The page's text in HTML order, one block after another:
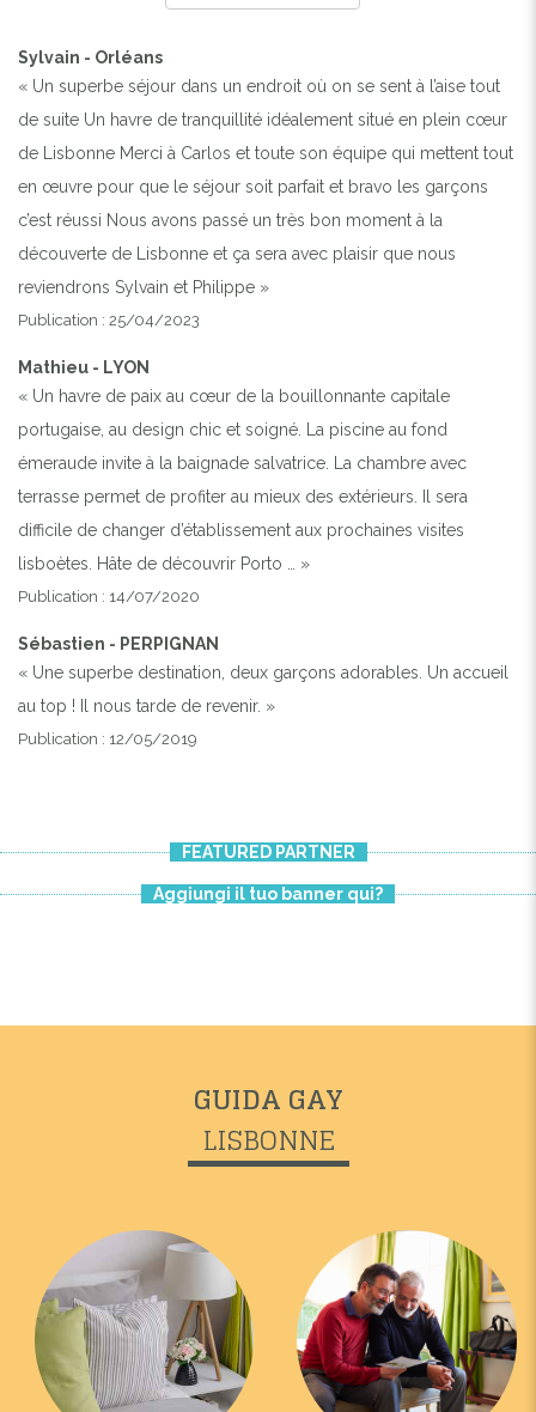
Sylvain - Orléans
« Un superbe séjour dans un endroit où on se sent à l’aise tout
de suite Un havre de tranquillité idéalement situé en plein cœur
de Lisbonne Merci à Carlos et toute son équipe qui mettent tout
en œuvre pour que le séjour soit parfait et bravo les garçons
c’est réussi Nous avons passé un très bon moment à la
découverte de Lisbonne et ça sera avec plaisir que nous
reviendrons Sylvain et Philippe »
Publication : 25/04/2023
Mathieu - LYON
« Un havre de paix au cœur de la bouillonnante capitale
portugaise, au design chic et soigné. La piscine au fond
émeraude invite à la baignade salvatrice. La chambre avec
terrasse permet de profiter au mieux des extérieurs. Il sera
difficile de changer d’établissement aux prochaines visites
lisboètes. Hâte de découvrir Porto … »
Publication : 14/07/2020
Sébastien - PERPIGNAN
« Une superbe destination, deux garçons adorables. Un accueil
au top ! Il nous tarde de revenir. »
Publication : 12/05/2019
FEATURED PARTNER
Aggiungi il tuo banner qui?
GUIDA GAY
LISBONNE